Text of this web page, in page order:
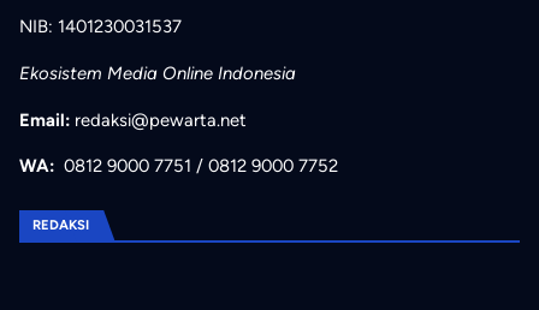
NIB: 1401230031537
Ekosistem Media Online Indonesia
Email: redaksi@pewarta.net
WA: 0812 9000 7751 / 0812 9000 7752
REDAKSI